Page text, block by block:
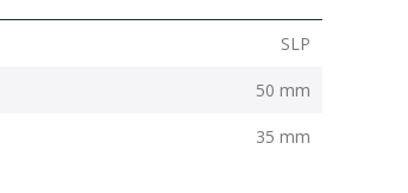
SLP
50 mm
35 mm